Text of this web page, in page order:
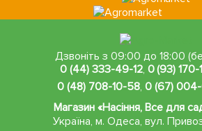
Дзвоніть з 09:00 до 18:00
0 (44) 333-49-12, 0 (93)
0 (48) 708-10-58, 0 (67)
Магазин «Насіння, Все для
Україна, м. Одеса,вул.